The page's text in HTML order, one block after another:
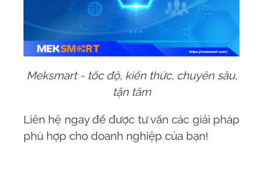
Meksmart - tốc độ, kiến thức, chuyên sâu,
tận tâm
Liên hệ ngay để được tư vấn các giải pháp
phù hợp cho doanh nghiệp của bạn!